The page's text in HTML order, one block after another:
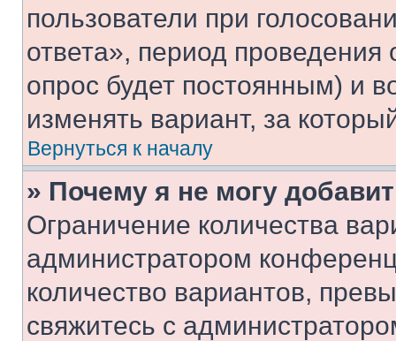
пользователи при
ответа», период проведения
опрос будет постоянным) и
изменять вариант, за
Вернуться к началу
» Почему я не могу
Ограничение количества
администратором
количество вариантов,
свяжитесь с